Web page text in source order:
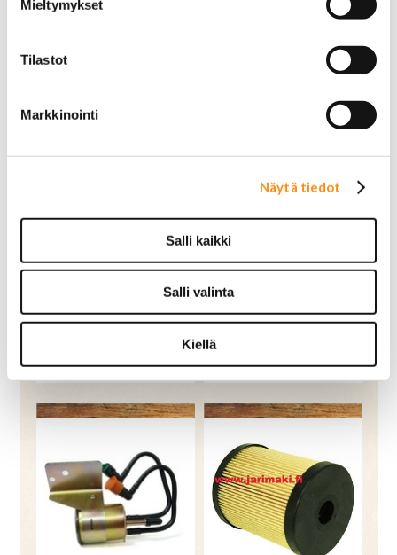
Mieltymykset
Tilastot
Markkinointi
Näytä tiedot
Salli kaikki
Salli valinta
Kiellä
102,00 € OSTA
Polttoainesuodatin
Polttoainesuodatin